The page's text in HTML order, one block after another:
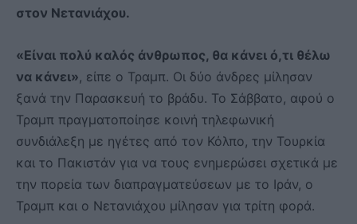
στον Νετανιάχου.
«Είναι πολύ καλός άνθρωπος, θα κάνει ό,τι θέλω
να κάνει», είπε ο Τραμπ. Οι δύο άνδρες μίλησαν
ξανά την Παρασκευή το βράδυ. Το Σάββατο, αφού ο
Τραμπ πραγματοποίησε κοινή τηλεφωνική
συνδιάλεξη με ηγέτες από τον Κόλπο, την Τουρκία
και το Πακιστάν για να τους ενημερώσει σχετικά με
την πορεία των διαπραγματεύσεων με το Ιράν, ο
Τραμπ και ο Νετανιάχου μίλησαν για τρίτη φορά.